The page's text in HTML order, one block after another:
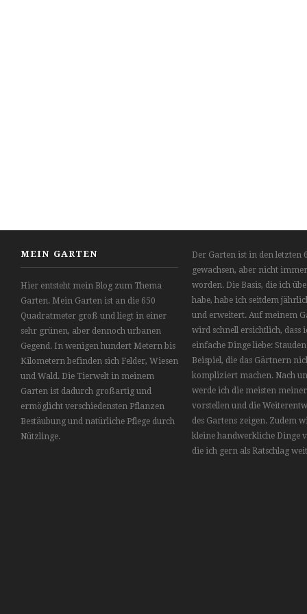
MEIN GARTEN
Hier entsteht mein Blog zum Thema
Garten. Mein Garten ist an die 650
Quadratmeter groß und liegt in einer
sehr grünen, aber dennoch urbanen
Gegend. In wenigen hundert Metern bis
Kilometern befinden sich Felder, Wiesen
und Wald. Die Tierwelt in meinem
Garten ist dadurch großartig und
ermöglicht verschiedensten Pflanzen
Bestäubung und natürliche Pflege durch
Nützlinge.
Der Garten ist in den letzten
gewachsen, aber nicht
worden. Die Basis, die ich
habe, habe ich seitdem
und erweitert. Auf meinem
wird schnell ersichtlich, dass
einfache Dinge liebe:
Beispiel, die das Gärtnern
kompliziert machen. Nach
werde ich die meisten
vorstellen und die
des Gartens zeigen. Zudem
kleine handwerkliche Dinge
die ich gern als Ratschlag